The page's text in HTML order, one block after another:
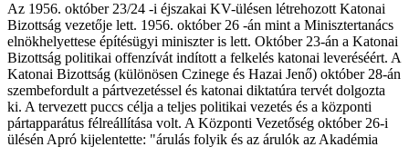
Az 1956. október 23/24 -i éjszakai KV-ülésen létrehozott Katonai
Bizottság vezetője lett. 1956. október 26 -án mint a Minisztertanács
elnökhelyettese építésügyi miniszter is lett. Október 23-án a Katonai
Bizottság politikai offenzívát indított a felkelés katonai leveréséért. A
Katonai Bizottság (különösen Czinege és Hazai Jenő) október 28-án
szembefordult a pártvezetéssel és katonai diktatúra tervét dolgozta
ki. A tervezett puccs célja a teljes politikai vezetés és a központi
pártapparátus félreállítása volt. A Központi Vezetőség október 26-i
ülésén Apró kijelentette: "árulás folyik és az árulók az Akadémia